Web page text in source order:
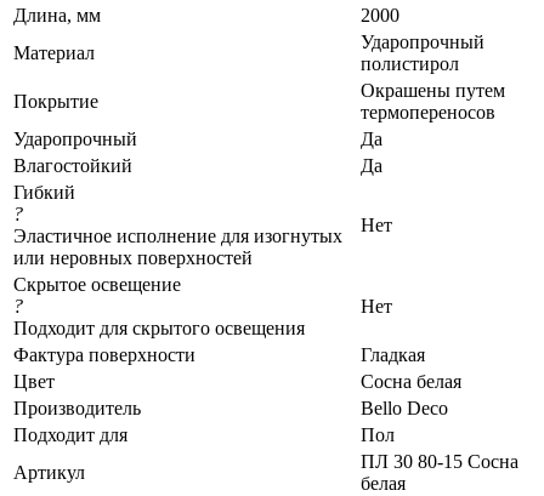
Длина, мм
2000
Материал
Ударопрочный
полистирол
Покрытие
Окрашены путем
термопереносов
Ударопрочный
Да
Влагостойкий
Да
Гибкий
?
Эластичное исполнение для изогнутых
или неровных поверхностей
Нет
Скрытое освещение
?
Подходит для скрытого освещения
Нет
Фактура поверхности
Гладкая
Цвет
Сосна белая
Производитель
Bello Deco
Подходит для
Пол
Артикул
ПЛ 30 80-15 Сосна
белая